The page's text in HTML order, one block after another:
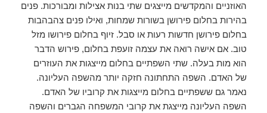
האוזניים והמקדשים מייצגים שתי בנות אצילות ומבורכות. פנים
בהירות בחלום פירושן בשורות שמחות, ואילו פנים צהבהבות
בחלום פירושן חדשות רעות או סבל. זיוף בחלום פירושו מזל
טוב. אם אישה רואה את עצמה זועפת בחלום, פירוש הדבר
הוא מות בעלה. שתי השפתיים בחלום מייצגות את העוזרים
של האדם. השפה התחתונה חזקה יותר מהשפה העליונה.
נאמר גם ששפתיים בחלום מייצגות את קרוביו של האדם.
השפה העליונה מייצגת את קרובי המשפחה הגברים והשפה